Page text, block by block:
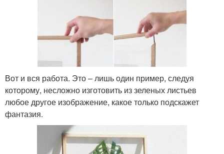
Вот и вся работа. Это – лишь один пример, следуя
которому, несложно изготовить из зеленых листьев
любое другое изображение, какое только подскажет
фантазия.